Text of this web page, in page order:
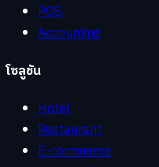
POS
Accounting
โซลูชัน
Hotel
Restaurant
E-commerce